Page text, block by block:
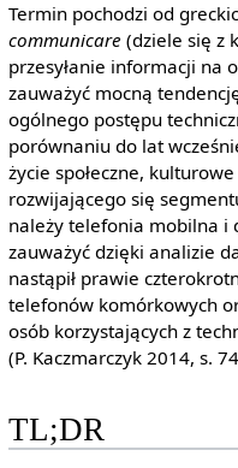
Termin pochodzi od
communicare (dziele się z
przesyłanie informacji na
zauważyć mocną
ogólnego postępu
porównaniu do lat
życie społeczne,
rozwijającego się
należy telefonia mobilna i
zauważyć dzięki analizie
nastąpił prawie
telefonów komórkowych
osób korzystających z
(P. Kaczmarczyk 2014, s.
TL;DR